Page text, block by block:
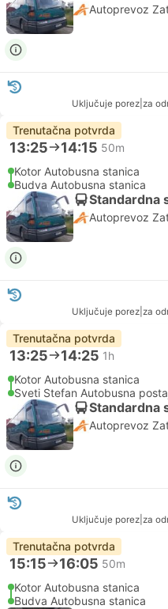
Autoprevoz
Uključuje porez za
Trenutačna potvrda
13:25 14:15 50m
Kotor Autobusna stanica
Budva Autobusna stanica
Standardna
Autoprevoz
Uključuje porez za
Trenutačna potvrda
13:25 14:25 1h
Kotor Autobusna stanica
Sveti Stefan Autobusna
Standardna
Autoprevoz
Uključuje porez za
Trenutačna potvrda
15:15 16:05 50m
Kotor Autobusna stanica
Budva Autobusna stanica